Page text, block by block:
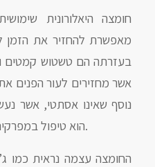
חומצה היאלורונית
מאפשרת להחזיר את הזמן
בעזרתה הם טשטוש קמטים
אשר מחזירים לעור הפנים
נוסף שאינו אסתטי, אשר
הוא טיפול במפרקים לצורך ריפוד ושיפור התנועה.
החומצה עצמה נראית כמו